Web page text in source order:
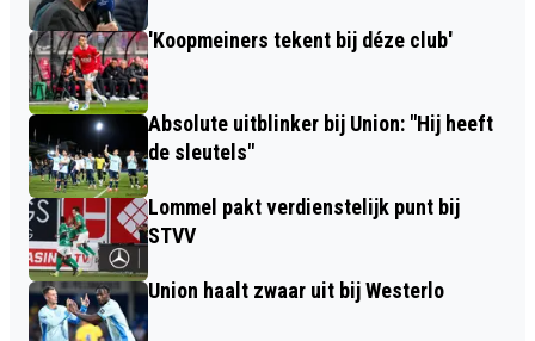
'Koopmeiners tekent bij déze club'
Absolute uitblinker bij Union: "Hij heeft
de sleutels"
Lommel pakt verdienstelijk punt bij
STVV
Union haalt zwaar uit bij Westerlo